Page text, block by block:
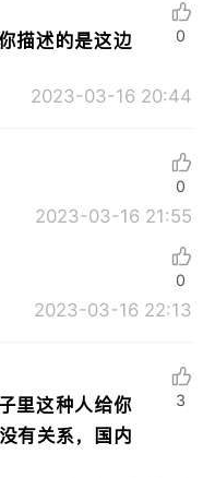
描述的是这边
2023-03-16 20:44
0
2023-03-16 21:55
0
2023-03-16 22:13
0
里这种人给你
有关系，国内
3